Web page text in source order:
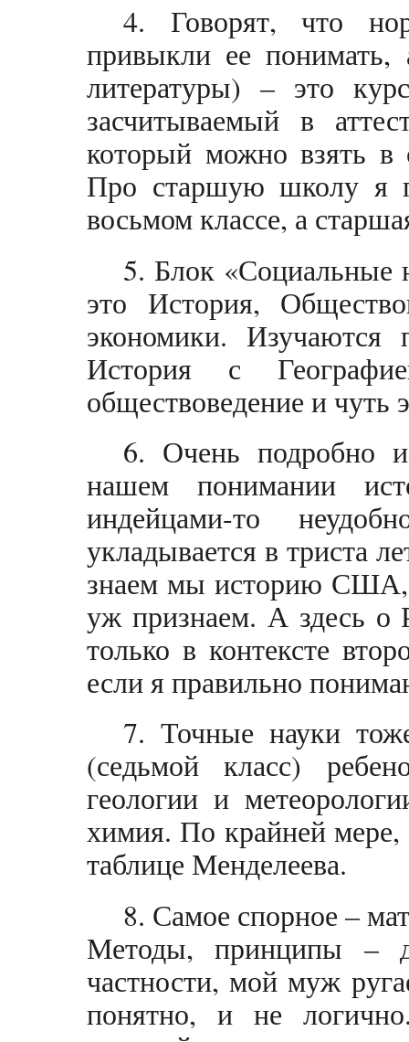
4. Говорят, что
привыкли ее понимать,
литературы) – это
засчитываемый в
который можно взять
Про старшую школу я
восьмом классе, а
5. Блок «Социальные
это История,
экономики.
История с
обществоведение и чуть
6. Очень подробно
нашем понимании
индейцами-то
укладывается в триста
знаем мы историю США,
уж признаем. А здесь о
только в контексте
если я правильно
7. Точные науки
(седьмой класс)
геологии и
химия. По крайней
таблице Менделеева.
8. Самое спорное –
Методы, принципы –
частности, мой муж
понятно, и не